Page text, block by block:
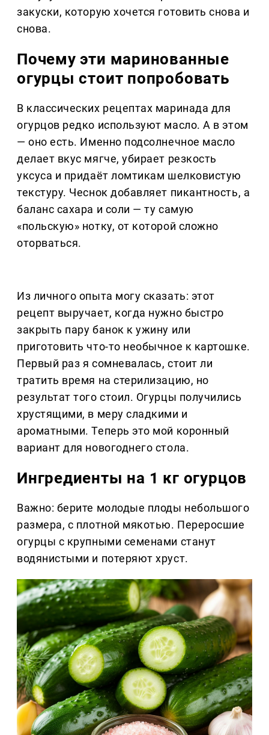
закуски, которую хочется готовить снова и
снова.
Почему эти маринованные
огурцы стоит попробовать
В классических рецептах маринада для
огурцов редко используют масло. А в этом
— оно есть. Именно подсолнечное масло
делает вкус мягче, убирает резкость
уксуса и придаёт ломтикам шелковистую
текстуру. Чеснок добавляет пикантность, а
баланс сахара и соли — ту самую
«польскую» нотку, от которой сложно
оторваться.
Из личного опыта могу сказать: этот
рецепт выручает, когда нужно быстро
закрыть пару банок к ужину или
приготовить что-то необычное к картошке.
Первый раз я сомневалась, стоит ли
тратить время на стерилизацию, но
результат того стоил. Огурцы получились
хрустящими, в меру сладкими и
ароматными. Теперь это мой коронный
вариант для новогоднего стола.
Ингредиенты на 1 кг огурцов
Важно: берите молодые плоды небольшого
размера, с плотной мякотью. Переросшие
огурцы с крупными семенами станут
водянистыми и потеряют хруст.